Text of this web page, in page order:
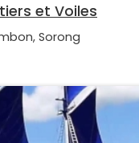
et Voiles
Sorong